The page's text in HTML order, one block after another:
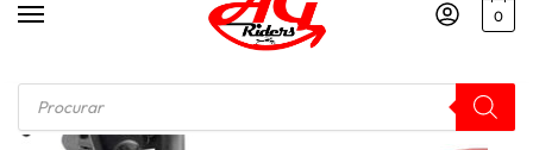
0
Início / RISER GUIDÃO Riser Adaptador Guidao Cg Titan160 2014+ Scam Spto271 Preto